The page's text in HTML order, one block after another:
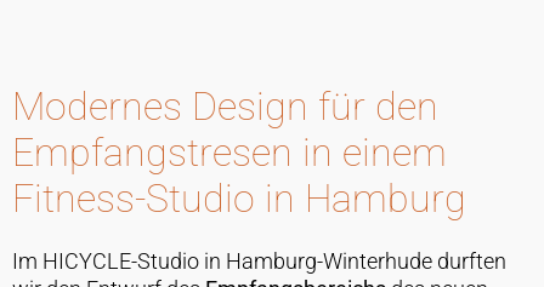
Modernes Design für den
Empfangstresen in einem
Fitness-Studio in Hamburg
Im HICYCLE-Studio in Hamburg-Winterhude durften